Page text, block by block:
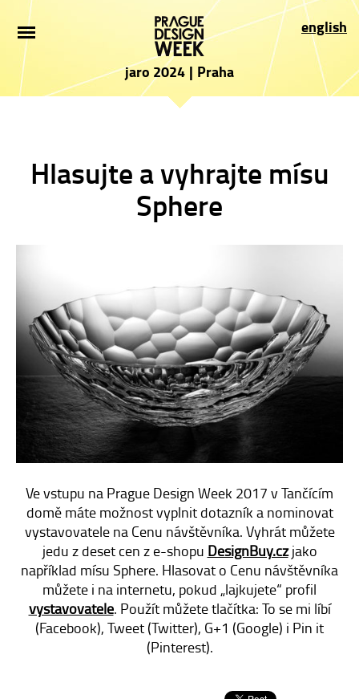
english
jaro 2024 | Praha
Hlasujte a vyhrajte mísu
Sphere
Ve vstupu na Prague Design Week 2017 v Tančícím
domě máte možnost vyplnit dotazník a nominovat
vystavovatele na Cenu návštěvníka. Vyhrát můžete
jedu z deset cen z e-shopu DesignBuy.czjako
například mísu Sphere. Hlasovat o Cenu návštěvníka
můžete i na internetu, pokud „lajkujete“ profil
vystavovatele. Použít můžete tlačítka: To se mi líbí
(Facebook), Tweet (Twitter), G+1 (Google) i Pin it
(Pinterest).
ÚVOD
NOVINKY
PRO NÁVŠTĚVNÍKY
PROGRAM
PRESS
O AKCI
E-SHOP
KONTAKT